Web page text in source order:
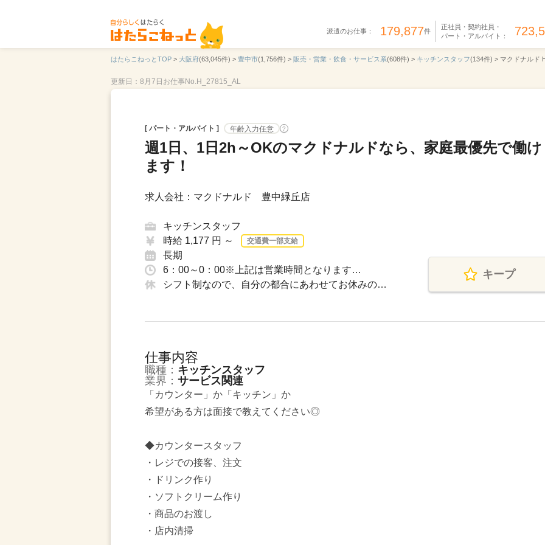
派遣のお仕事： 179,877件
正社員・契約社員・
パート・アルバイト：
はたらこねっとTOP > 大阪府(63,045件) > 豊中市(1,756件) > 販売・営業・飲食・サービス系(608件) > キッチンスタッフ(134件) > マクドナルド
更新日：8月7日 お仕事No.H_27815_AL
[ パート・アルバイト ] 年齢入力任意 ?
週1日、1日2h～OKのマクドナルドなら、家庭最優先で働け
ます！
求人会社：マクドナルド 豊中緑丘店
キッチンスタッフ
時給 1,177 円 ～
交通費一部支給
長期
6：00～0：00※上記は営業時間となります…
シフト制なので、自分の都合にあわせてお休みの…
キープ
仕事内容
職種： キッチンスタッフ
業界： サービス関連
「カウンター」か「キッチン」か
希望がある方は面接で教えてください◎
◆カウンタースタッフ
・レジでの接客、注文
・ドリンク作り
・ソフトクリーム作り
・商品のお渡し
・店内清掃